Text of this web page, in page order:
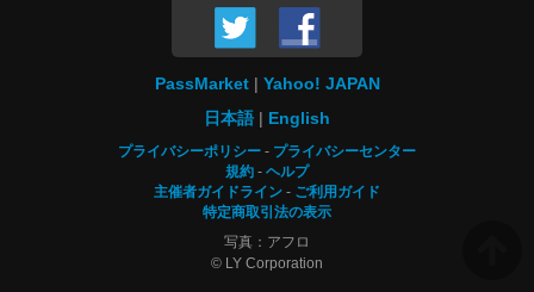
PassMarket
Yahoo! JAPAN
日本語
English
プライバシーポリシー
プライバシーセンター
規約
ヘルプ
主催者ガイドライン
ご利用ガイド
特定商取引法の表示
写真：アフロ
© LY Corporation